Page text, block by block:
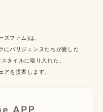
ファム)は、
にパリジェンヌたちが愛した
タイルに取り入れた、
アを提案します。